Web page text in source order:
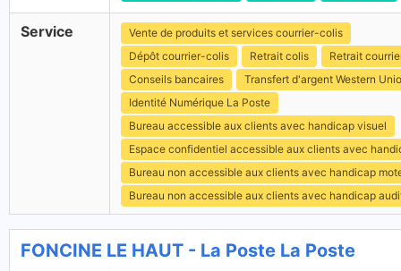
Service
Vente de produits et services courrier-colis
Dépôt courrier-colis
Retrait colis
Retrait
Conseils bancaires
Transfert d'argent Western
Identité Numérique La Poste
Bureau accessible aux clients avec handicap visuel
Espace confidentiel accessible aux clients avec
Bureau non accessible aux clients avec handicap
Bureau non accessible aux clients avec handicap
FONCINE LE HAUT - La Poste La Poste